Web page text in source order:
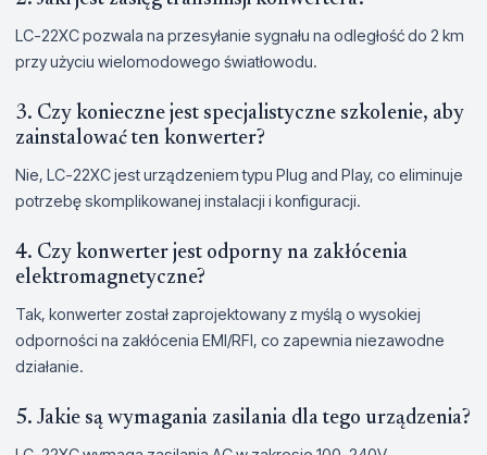
LC-22XC pozwala na przesyłanie sygnału na odległość do 2 km
przy użyciu wielomodowego światłowodu.
3. Czy konieczne jest specjalistyczne szkolenie, aby
zainstalować ten konwerter?
Nie, LC-22XC jest urządzeniem typu Plug and Play, co eliminuje
potrzebę skomplikowanej instalacji i konfiguracji.
4. Czy konwerter jest odporny na zakłócenia
elektromagnetyczne?
Tak, konwerter został zaprojektowany z myślą o wysokiej
odporności na zakłócenia EMI/RFI, co zapewnia niezawodne
działanie.
5. Jakie są wymagania zasilania dla tego urządzenia?